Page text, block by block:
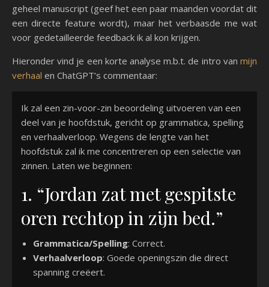
geheel manuscript (geef het een paar maanden voordat dit
een directe feature wordt), maar het verbaasde me wat
voor gedetailleerde feedback ik al kon krijgen.
Hieronder vind je een korte analyse m.b.t. de intro van mijn
verhaal en ChatGPT’s commentaar:
Ik zal een zin-voor-zin beoordeling uitvoeren van een
deel van je hoofdstuk, gericht op grammatica, spelling
en verhaalverloop. Wegens de lengte van het
hoofdstuk zal ik me concentreren op een selectie van
zinnen. Laten we beginnen:
1. “Jordan zat met gespitste
oren rechtop in zijn bed.”
Grammatica/Spelling: Correct.
Verhaalverloop: Goede openingszin die direct
spanning creëert.